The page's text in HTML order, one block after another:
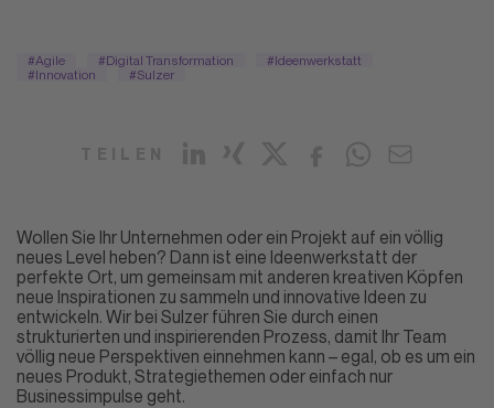
#Agile #Digital Transformation
#Ideenwerkstatt
#Innovation
#Sulzer
Wollen Sie Ihr Unternehmen oder ein Projekt auf ein völlig
neues Level heben? Dann ist eine Ideenwerkstatt der
perfekte Ort, um gemeinsam mit anderen kreativen Köpfen
neue Inspirationen zu sammeln und innovative Ideen zu
entwickeln. Wir bei Sulzer führen Sie durch einen
strukturierten und inspirierenden Prozess, damit Ihr Team
völlig neue Perspektiven einnehmen kann – egal, ob es um ein
neues Produkt, Strategiethemen oder einfach nur
Businessimpulse geht.